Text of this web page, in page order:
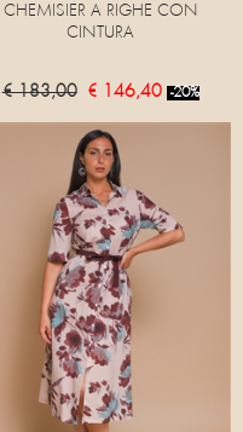
CHEMISIER A RIGHE CON
CINTURA
€ 183,00 € 146,40 -20%